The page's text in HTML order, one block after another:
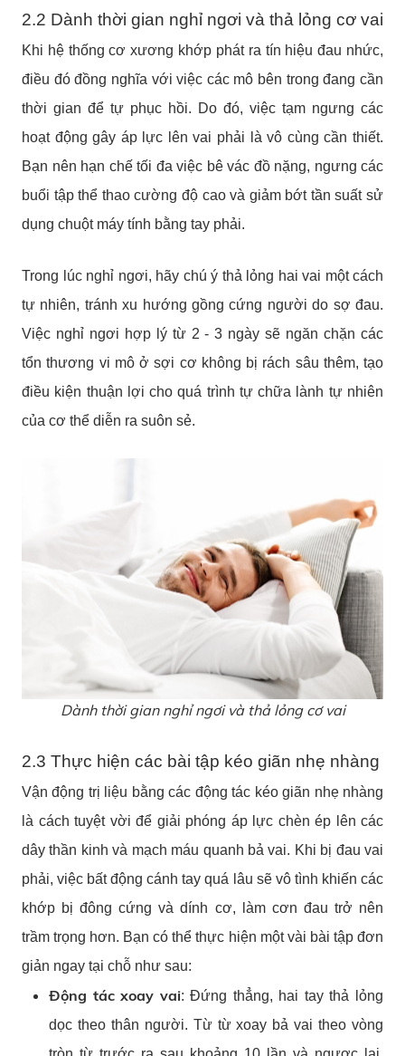
2.2 Dành thời gian nghỉ ngơi và thả lỏng cơ vai
Khi hệ thống cơ xương khớp phát ra tín hiệu đau nhức,
điều đó đồng nghĩa với việc các mô bên trong đang cần
thời gian để tự phục hồi. Do đó, việc tạm ngưng các
hoạt động gây áp lực lên vai phải là vô cùng cần thiết.
Bạn nên hạn chế tối đa việc bê vác đồ nặng, ngưng các
buổi tập thể thao cường độ cao và giảm bớt tần suất sử
dụng chuột máy tính bằng tay phải.
Trong lúc nghỉ ngơi, hãy chú ý thả lỏng hai vai một cách
tự nhiên, tránh xu hướng gồng cứng người do sợ đau.
Việc nghỉ ngơi hợp lý từ 2 - 3 ngày sẽ ngăn chặn các
tổn thương vi mô ở sợi cơ không bị rách sâu thêm, tạo
điều kiện thuận lợi cho quá trình tự chữa lành tự nhiên
của cơ thể diễn ra suôn sẻ.
Dành thời gian nghỉ ngơi và thả lỏng cơ vai
2.3 Thực hiện các bài tập kéo giãn nhẹ nhàng
Vận động trị liệu bằng các động tác kéo giãn nhẹ nhàng
là cách tuyệt vời để giải phóng áp lực chèn ép lên các
dây thần kinh và mạch máu quanh bả vai. Khi bị đau vai
phải, việc bất động cánh tay quá lâu sẽ vô tình khiến các
khớp bị đông cứng và dính cơ, làm cơn đau trở nên
trầm trọng hơn. Bạn có thể thực hiện một vài bài tập đơn
giản ngay tại chỗ như sau:
Động tác xoay vai: Đứng thẳng, hai tay thả lỏng
dọc theo thân người. Từ từ xoay bả vai theo vòng